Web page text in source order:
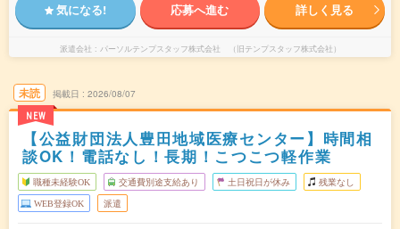
気になる! 応募へ進む 詳しく見る
派遣会社 パーソルテンプスタッフ株式会社 （旧テンプスタッフ株式会社）
未読
NEW
掲載日 2026/08/07
【公益財団法人豊田地域医療センター】時間相
談OK！電話なし！長期！こつこつ軽作業
職種未経験OK 交通費別途支給あり 土日祝日が休み 残業なし
WEB登録OK 派遣